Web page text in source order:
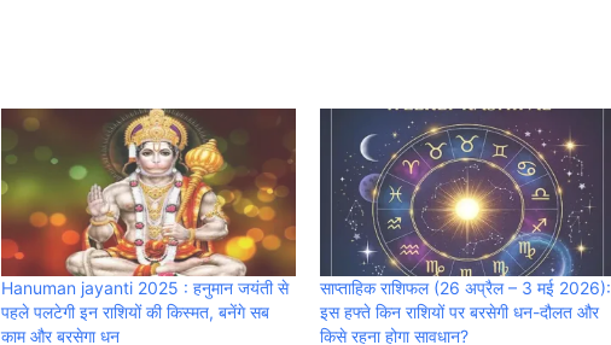
Hanuman jayanti 2025 : हनुमान जयंती से
पहले पलटेगी इन राशियों की किस्मत, बनेंगे सब
काम और बरसेगा धन
साप्ताहिक राशिफल (26 अप्रैल – 3 मई 2026):
इस हफ्ते किन राशियों पर बरसेगी धन-दौलत और
किसे रहना होगा सावधान?